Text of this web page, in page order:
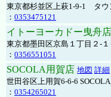
東京都杉並区上萩1-9-1 タウ
： 0353475121
イトーヨーカドー曳舟店
東京都墨田区京島１丁目２-
： 0356551051
SOCOLA用賀店 地図 詳細
世田谷区上用賀6-6-6
： 0354265021